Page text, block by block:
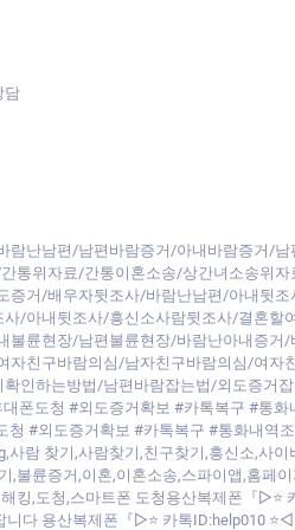
담
람난남편/남편바람증거/아내바람증거/
통위자료/간통이혼소송/상간녀소송위
증거/배우자뒷조사/바람난남편/아내뒷
/아내뒷조사/흥신소사람뒷조사/결혼
불륜현장/남편불륜현장/바람난아내증
자친구바람의심/남자친구바람의심/여
인하는방법/남편바람잡는법/외도증거
폰도청 #외도증거확보 #카톡복구 #통
청 #외도증거확보 #카톡복구 #통화내역
사람 찾기,사람찾기,친구찾기,흥신소,사
,불륜증거,이혼,이혼소송,스파이앱,홈페
킹,도청,스마트폰 도청용산복제폰『
다 용산복제폰『▷⭐ 카톡ID:help010